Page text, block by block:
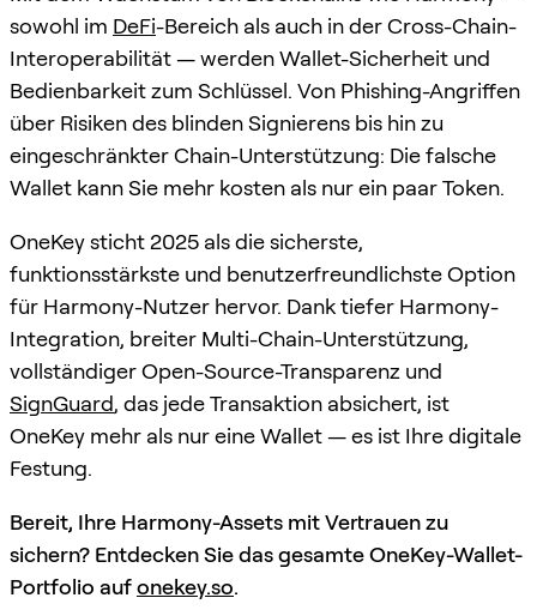
sowohl im DeFi-Bereich als auch in der Cross-Chain-
Interoperabilität — werden Wallet-Sicherheit und
Bedienbarkeit zum Schlüssel. Von Phishing-Angriffen
über Risiken des blinden Signierens bis hin zu
eingeschränkter Chain-Unterstützung: Die falsche
Wallet kann Sie mehr kosten als nur ein paar Token.
OneKey sticht 2025 als die sicherste,
funktionsstärkste und benutzerfreundlichste Option
für Harmony-Nutzer hervor. Dank tiefer Harmony-
Integration, breiter Multi-Chain-Unterstützung,
vollständiger Open-Source-Transparenz und
SignGuard, das jede Transaktion absichert, ist
OneKey mehr als nur eine Wallet — es ist Ihre digitale
Festung.
Bereit, Ihre Harmony-Assets mit Vertrauen zu
sichern? Entdecken Sie das gesamte OneKey-Wallet-
Portfolio aufonekey.so.